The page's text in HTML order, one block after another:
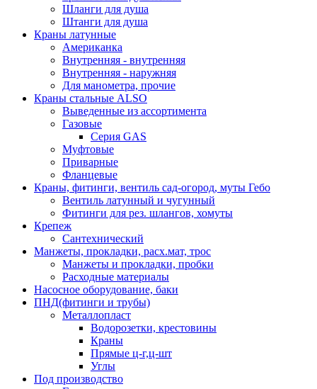
Шланги для душа
Штанги для душа
Краны латунные
Американка
Внутренняя - внутренняя
Внутренняя - наружняя
Для манометра, прочие
Краны стальные ALSO
Выведенные из ассортимента
Газовые
Серия GAS
Муфтовые
Приварные
Фланцевые
Краны, фитинги, вентиль сад-огород, муты Гебо
Вентиль латунный и чугунный
Фитинги для рез. шлангов, хомуты
Крепеж
Сантехнический
Манжеты, прокладки, расх.мат, трос
Манжеты и прокладки, пробки
Расходные материалы
Насосное оборудование, баки
ПНД(фитинги и трубы)
Металлопласт
Водорозетки, крестовины
Краны
Прямые ц-г,ц-шт
Углы
Под производство